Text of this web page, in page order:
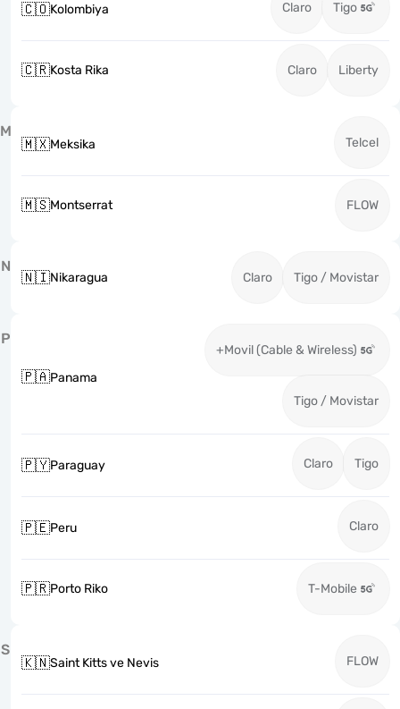
🇨🇴Kolombiya Claro Tigo
🇨🇷Kosta Rika Claro Liberty
M
🇲🇽Meksika Telcel
🇲🇸Montserrat FLOW
N
🇳🇮Nikaragua Claro Tigo / Movistar
P
🇵🇦Panama
+Movil (Cable & Wireless)
Tigo / Movistar
🇵🇾Paraguay Claro Tigo
🇵🇪Peru Claro
🇵🇷Porto Riko T-Mobile
S
🇰🇳Saint Kitts ve Nevis FLOW